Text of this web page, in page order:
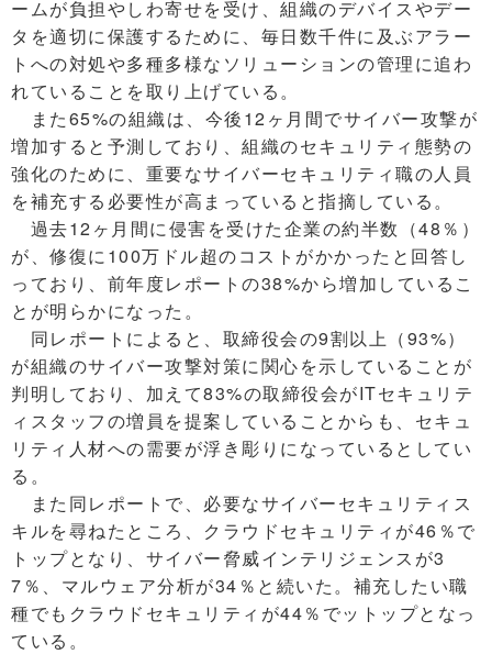
ームが負担やしわ寄せを受け、組織のデバイスやデー
タを適切に保護するために、毎日数千件に及ぶアラー
トへの対処や多種多様なソリューションの管理に追わ
れていることを取り上げている。
また65%の組織は、今後12ヶ月間でサイバー攻撃が
増加すると予測しており、組織のセキュリティ態勢の
強化のために、重要なサイバーセキュリティ職の人員
を補充する必要性が高まっていると指摘している。
過去12ヶ月間に侵害を受けた企業の約半数（48％）
が、修復に100万ドル超のコストがかかったと回答し
っており、前年度レポートの38%から増加しているこ
とが明らかになった。
同レポートによると、取締役会の9割以上（93%）
が組織のサイバー攻撃対策に関心を示していることが
判明しており、加えて83%の取締役会がITセキュリテ
ィスタッフの増員を提案していることからも、セキュ
リティ人材への需要が浮き彫りになっているとしてい
る。
また同レポートで、必要なサイバーセキュリティス
キルを尋ねたところ、クラウドセキュリティが46％で
トップとなり、サイバー脅威インテリジェンスが3
7％、マルウェア分析が34％と続いた。補充したい職
種でもクラウドセキュリティが44％でットップとなっ
ている。